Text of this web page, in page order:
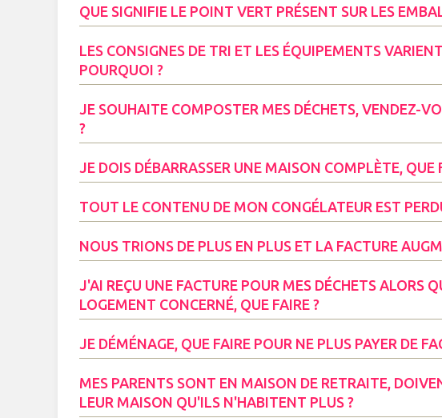
QUE SIGNIFIE LE POINT VERT PRÉSENT SUR LES
LES CONSIGNES DE TRI ET LES ÉQUIPEMENTS
POURQUOI ?
JE SOUHAITE COMPOSTER MES DÉCHETS, VENDEZ-
?
JE DOIS DÉBARRASSER UNE MAISON COMPLÈTE, QUE
TOUT LE CONTENU DE MON CONGÉLATEUR EST
NOUS TRIONS DE PLUS EN PLUS ET LA FACTURE
J'AI REÇU UNE FACTURE POUR MES DÉCHETS ALORS
LOGEMENT CONCERNÉ, QUE FAIRE ?
JE DÉMÉNAGE, QUE FAIRE POUR NE PLUS PAYER DE
MES PARENTS SONT EN MAISON DE RETRAITE,
LEUR MAISON QU'ILS N'HABITENT PLUS ?